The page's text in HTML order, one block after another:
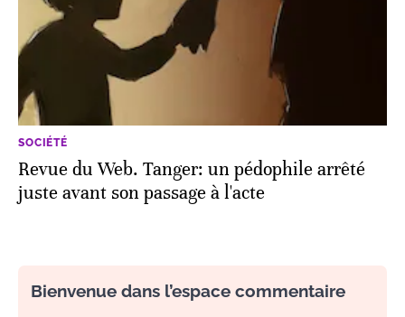
SOCIÉTÉ
Revue du Web. Tanger: un pédophile arrêté
juste avant son passage à l'acte
Bienvenue dans l’espace commentaire